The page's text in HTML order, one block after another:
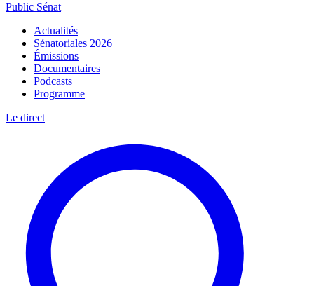
Public Sénat
Actualités
Sénatoriales 2026
Émissions
Documentaires
Podcasts
Programme
Le direct